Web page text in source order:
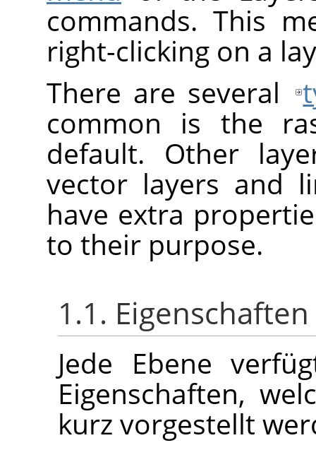
commands. This
right-clicking on a
There are several
common is the
default. Other
vector layers and
have extra
to their purpose.
1.1.
Jede Ebene
Eigenschaften,
kurz vorgestellt